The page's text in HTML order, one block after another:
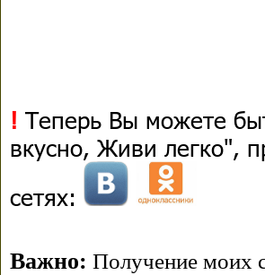
! Теперь Вы можете
вкусно, Живи легко",
сетях:
Важно: Получение моих